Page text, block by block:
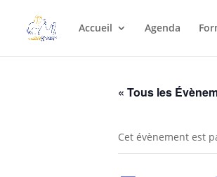
Accueil Agenda
« Tous les
Cet évènement est